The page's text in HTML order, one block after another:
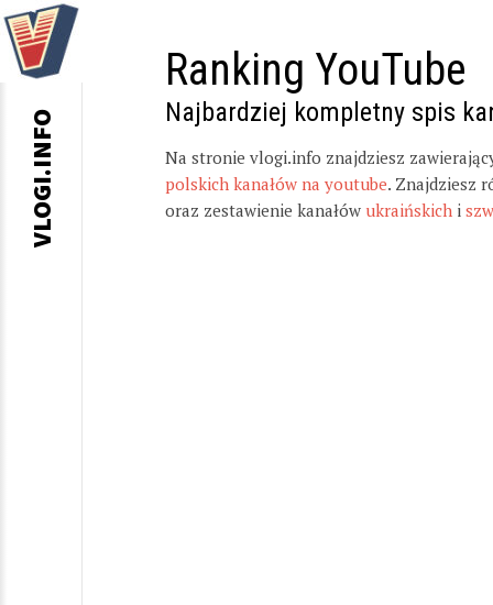
Ranking YouTube
Najbardziej kompletny spis
Na stronie vlogi.info znajdziesz
polskich kanałów na youtube. Znajdziesz
oraz zestawienie kanałów ukraińskich i
VLOGI.INFO